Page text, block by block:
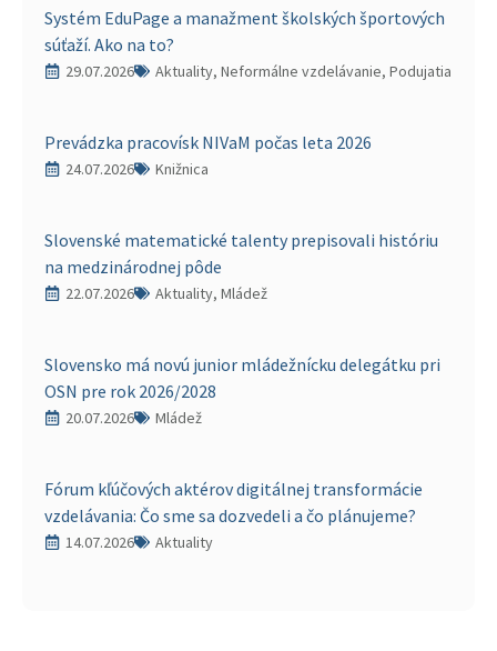
Systém EduPage a manažment školských športových
súťaží. Ako na to?
29.07.2026 Aktuality, Neformálne vzdelávanie, Podujatia
Prevádzka pracovísk NIVaM počas leta 2026
24.07.2026 Knižnica
Slovenské matematické talenty prepisovali históriu
na medzinárodnej pôde
22.07.2026 Aktuality, Mládež
Slovensko má novú junior mládežnícku delegátku pri
OSN pre rok 2026/2028
20.07.2026 Mládež
Fórum kľúčových aktérov digitálnej transformácie
vzdelávania: Čo sme sa dozvedeli a čo plánujeme?
14.07.2026 Aktuality